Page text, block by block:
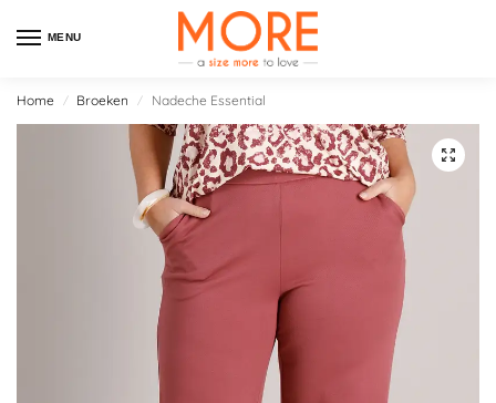
MENU
Home / Broeken / Nadeche Essential